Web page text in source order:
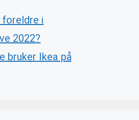
foreldre i
2022?
bruker Ikea på